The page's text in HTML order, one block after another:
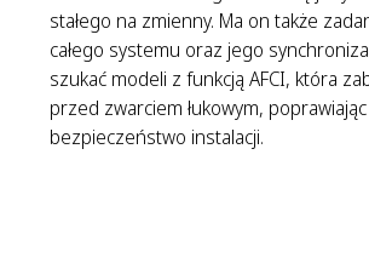
stałego na zmienny. Ma on także
całego systemu oraz jego
szukać modeli z funkcją AFCI, która
przed zwarciem łukowym,
bezpieczeństwo instalacji.